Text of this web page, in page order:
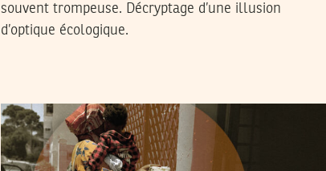
souvent trompeuse. Décryptage d’une illusion
d’optique écologique.